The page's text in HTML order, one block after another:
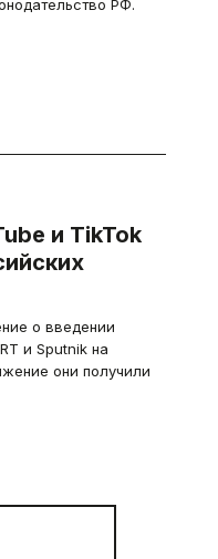
РФ.
и TikTok
о введении
и Sputnik на
они получили